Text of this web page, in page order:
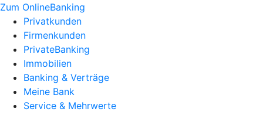
Zum OnlineBanking
Privatkunden
Firmenkunden
PrivateBanking
Immobilien
Banking & Verträge
Meine Bank
Service & Mehrwerte